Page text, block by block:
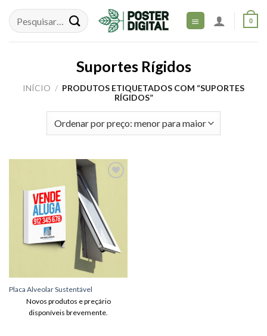
content
0
Suportes Rígidos
INÍCIO / PRODUTOS ETIQUETADOS COM “SUPORTES
RÍGIDOS”
Adicionar
aos meus
desejos
Placa Alveolar Sustentável
Novos produtos e preçário
disponíveis brevemente.